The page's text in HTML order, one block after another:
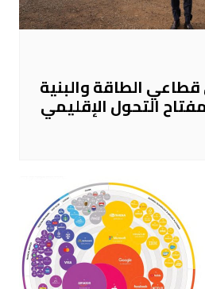
الطاقة والبنية
التحول الإقليمي